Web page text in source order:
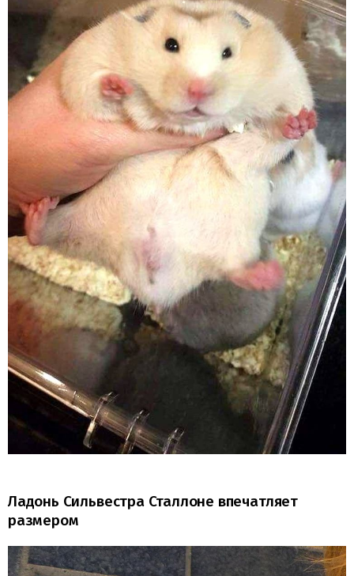
Ладонь Сильвестра Сталлоне впечатляет
размером